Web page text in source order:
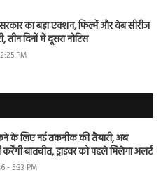
का बड़ा एक्शन, फिल्में और वेब सीरीज
तीन दिनों में दूसरा नोटिस
PM
के लिए नई तकनीक की तैयारी, अब
बातचीत, ड्राइवर को पहले मिलेगा अलर्ट
- 5:33 PM